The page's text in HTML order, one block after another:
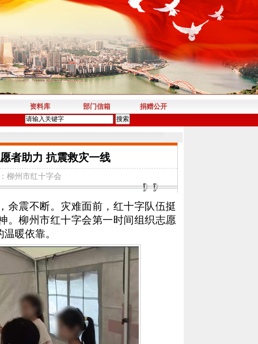
资料库 部门信箱
捐赠公开
者助力 抗震救灾一线
柳州市红十字会
余震不断。灾难面前，红十字队伍挺
。柳州市红十字会第一时间组织志愿
暖依靠。